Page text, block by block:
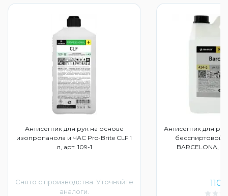
Антисептик для рук на основе
изопропанола и ЧАС Pro-Brite CLF 1
л, арт. 109-1
Снято с производства. Уточняйте
аналоги.
Антисептик для
бесспиртовой
BARCELONA,
1100